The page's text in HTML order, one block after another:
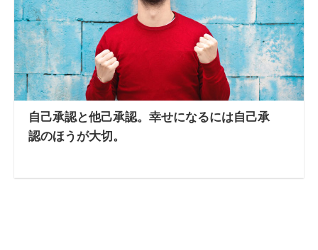
自己承認と他己承認。幸せになるには自己承
認のほうが大切。